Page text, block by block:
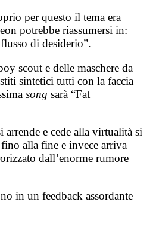
per questo il tema era
potrebbe riassumersi in:
di desiderio”.
scout e delle maschere da
sintetici tutti con la faccia
song sarà “Fat
e cede alla virtualità si
alla fine e invece arriva
dall’enorme rumore
in un feedback assordante